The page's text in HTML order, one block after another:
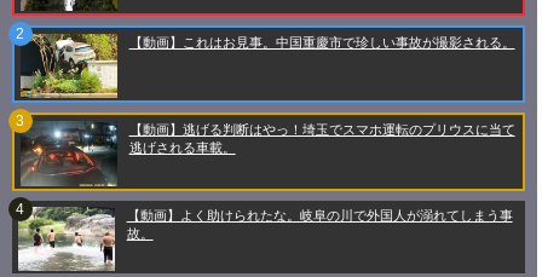
【動画】これはお見事。中国重慶市で珍しい事故が撮影される。
【動画】逃げる判断はやっ！埼玉でスマホ運転のプリウスに当て
逃げされる車載。
【動画】よく助けられたな。岐阜の川で外国人が溺れてしまう事
故。